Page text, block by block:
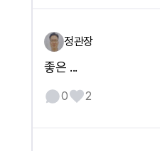
정관장
좋은 ...
0 2